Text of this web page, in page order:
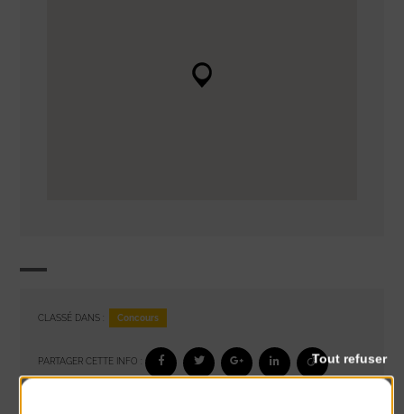
CLASSÉ DANS : Concours
PARTAGER CETTE INFO : Tout refuser